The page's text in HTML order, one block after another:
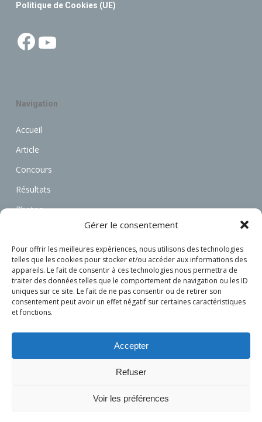
Gérer le consentement
Pour offrir les meilleures expériences, nous utilisons des technologies
telles que les cookies pour stocker et/ou accéder aux informations des
appareils. Le fait de consentir à ces technologies nous permettra de
traiter des données telles que le comportement de navigation ou les ID
uniques sur ce site. Le fait de ne pas consentir ou de retirer son
consentement peut avoir un effet négatif sur certaines caractéristiques
et fonctions.
Accepter
Refuser
Voir les préférences
Politique de Cookies (UE)
Facebook
Navigation
Accueil
Article
Concours
Résultats
Photos
Annonces
Associations
Actualités
Connexion